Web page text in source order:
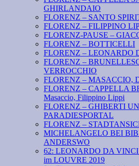
GHIRLANDAIO
FLORENZ – SANTO
FLORENZ – FILIPPINO
FLORENZ-PAUSE –
FLORENZ – BOTTICELLI
FLORENZ – LEONARDO
FLORENZ –
VERROCCHIO
FLORENZ – MASACCIO,
FLORENZ – CAPPELLA
Masaccio, Filippino Lippi
FLORENZ – GHIBERTI
PARADIESPORTAL
FLORENZ –
MICHELANGELO BEI
ANDERSWO
62: LEONARDO DA VINCI
im LOUVRE 2019